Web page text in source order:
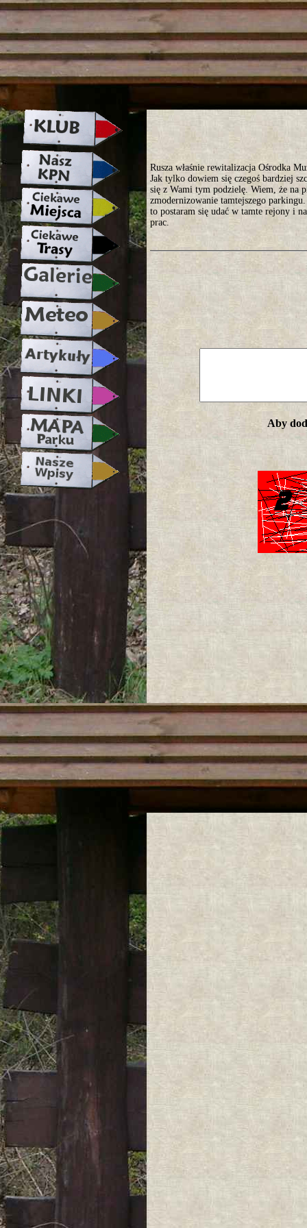
strona w naprawie zapraszamy
Rusza właśnie rewitalizacja Ośrodka
Jak tylko dowiem się czegoś bardziej
się z Wami tym podzielę. Wiem, że na
zmodernizowanie tamtejszego
to postaram się udać w tamte rejony i
prac.
Aby